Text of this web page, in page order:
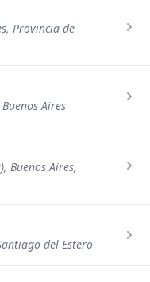
Provincia de
Aires
Buenos Aires,
del Estero